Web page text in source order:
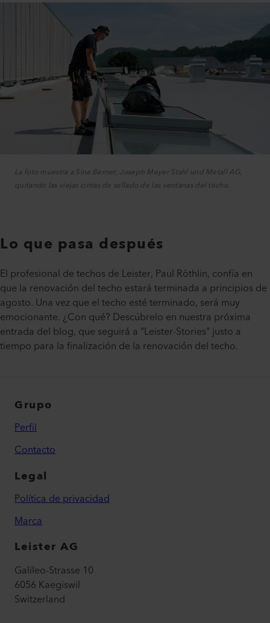
La foto muestra a Sina Bernet, Joseph Meyer Stahl und Metall AG,
quitando las viejas cintas de sellado de las ventanas del techo.
Lo que pasa después
El profesional de techos de Leister, Paul Röthlin, confía en
que la renovación del techo estará terminada a principios de
agosto. Una vez que el techo esté terminado, será muy
emocionante. ¿Con qué? Descúbrelo en nuestra próxima
entrada del blog, que seguirá a "Leister-Stories" justo a
tiempo para la finalización de la renovación del techo.
Grupo
Perfil
Contacto
Legal
Política de privacidad
Marca
Leister AG
Galileo-Strasse 10
6056 Kaegiswil
Switzerland